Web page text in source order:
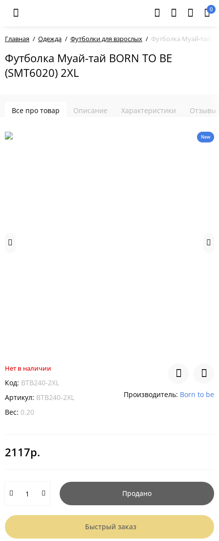
0
Главная Одежда Футболки для взрослых Футболка Муай-тай
Футболка Муай-тай BORN TO BE
(SMT6020) 2XL
Все про товар Описание Характеристики Отзывы
New
Нет в наличии
Код: BTB240-2XL
Артикул: BTB240-2XL
Вес: 0.20
Производитель: Born to be
2117р.
Продано
Быстрый заказ